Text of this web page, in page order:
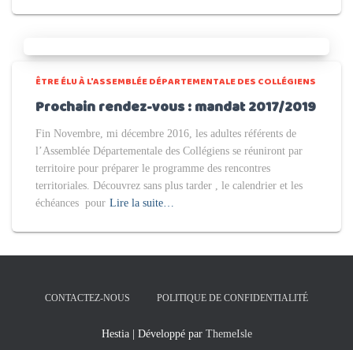
ÊTRE ÉLU À L'ASSEMBLÉE DÉPARTEMENTALE DES COLLÉGIENS
Prochain rendez-vous : mandat 2017/2019
Fin Novembre, mi décembre 2016, les adultes référents de
l’Assemblée Départementale des Collégiens se réuniront par
territoire pour préparer le programme des rencontres
territoriales. Découvrez sans plus tarder , le calendrier et les
échéances pour Lire la suite…
CONTACTEZ-NOUS POLITIQUE DE CONFIDENTIALITÉ
Hestia | Développé par ThemeIsle